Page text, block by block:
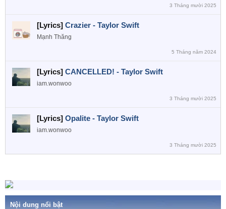
3 Tháng mười 2025
[Lyrics] Crazier - Taylor Swift
Mạnh Thăng
5 Tháng năm 2024
[Lyrics] CANCELLED! - Taylor Swift
iam.wonwoo
3 Tháng mười 2025
[Lyrics] Opalite - Taylor Swift
iam.wonwoo
3 Tháng mười 2025
Nội dung nổi bật